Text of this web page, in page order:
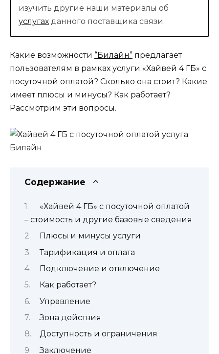
изучить другие наши материалы об
услугах данного поставщика связи.
Какие возможности “Билайн” предлагает
пользователям в рамках услуги «Хайвей 4 ГБ» с
посуточной оплатой? Сколько она стоит? Какие
имеет плюсы и минусы? Как работает?
Рассмотрим эти вопросы.
Содержание
«Хайвей 4 ГБ» с посуточной оплатой
– стоимость и другие базовые сведения
Плюсы и минусы услуги
Тарификация и оплата
Подключение и отключение
Как работает?
Управление
Зона действия
Доступность и ограничения
Заключение